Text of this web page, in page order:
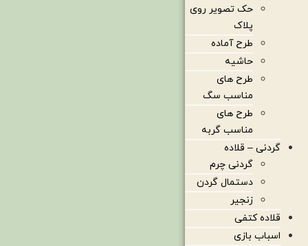
حک تصویر روی
پلاک
طرح آماده
حاشیه
طرح های
مناسب سگ
طرح های
مناسب گربه
گردنی – قلاده
گردنی چرم
دستمال گردن
زنجیر
قلاده کتفی
اسباب بازی